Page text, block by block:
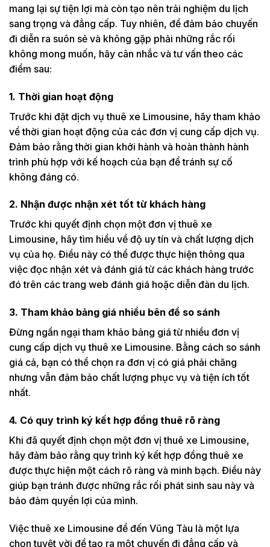
mang lại sự tiện lợi mà còn tạo nên trải nghiệm du lịch
sang trọng và đẳng cấp. Tuy nhiên, để đảm bảo chuyến
đi diễn ra suôn sẻ và không gặp phải những rắc rối
không mong muốn, hãy cân nhắc và tư vấn theo các
điểm sau:
1. Thời gian hoạt động
Trước khi đặt dịch vụ thuê xe Limousine, hãy tham khảo
về thời gian hoạt động của các đơn vị cung cấp dịch vụ.
Đảm bảo rằng thời gian khởi hành và hoàn thành hành
trình phù hợp với kế hoạch của bạn để tránh sự cố
không đáng có.
2. Nhận được nhận xét tốt từ khách hàng
Trước khi quyết định chọn một đơn vị thuê xe
Limousine, hãy tìm hiểu về độ uy tín và chất lượng dịch
vụ của họ. Điều này có thể được thực hiện thông qua
việc đọc nhận xét và đánh giá từ các khách hàng trước
đó trên các trang web đánh giá hoặc diễn đàn du lịch.
3. Tham khảo bảng giá nhiều bên để so sánh
Đừng ngần ngại tham khảo bảng giá từ nhiều đơn vị
cung cấp dịch vụ thuê xe Limousine. Bằng cách so sánh
giá cả, bạn có thể chọn ra đơn vị có giá phải chăng
nhưng vẫn đảm bảo chất lượng phục vụ và tiện ích tốt
nhất.
4. Có quy trình ký kết hợp đồng thuê rõ ràng
Khi đã quyết định chọn một đơn vị thuê xe Limousine,
hãy đảm bảo rằng quy trình ký kết hợp đồng thuê xe
được thực hiện một cách rõ ràng và minh bạch. Điều này
giúp bạn tránh được những rắc rối phát sinh sau này và
bảo đảm quyền lợi của mình.
Việc thuê xe Limousine để đến Vũng Tàu là một lựa
chọn tuyệt vời để tạo ra một chuyến đi đẳng cấp và